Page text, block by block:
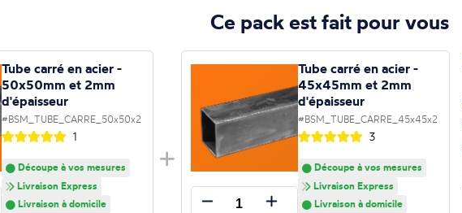
Ce pack est fait pour vous
Tube carré en acier -
50x50mm et 2mm
d'épaisseur
#BSM_TUBE_CARRE_50x50x2
1
Découpe à vos mesures
Livraison Express
Livraison à domicile
Tube carré en acier -
45x45mm et 2mm
d'épaisseur
#BSM_TUBE_CARRE_45x45x2
3
Découpe à vos mesures
Livraison Express
Livraison à domicile